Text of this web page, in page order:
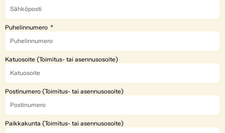
Puhelinnumero
Katuosoite (Toimitus- tai asennusosoite)
Postinumero (Toimitus- tai asennusosoite)
Paikkakunta (Toimitus- tai asennusosoite)